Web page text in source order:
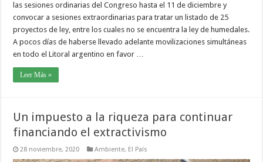
las sesiones ordinarias del Congreso hasta el 11 de diciembre y
convocar a sesiones extraordinarias para tratar un listado de 25
proyectos de ley, entre los cuales no se encuentra la ley de humedales.
A pocos días de haberse llevado adelante movilizaciones simultáneas
en todo el Litoral argentino en favor …
Leer Más »
Un impuesto a la riqueza para continuar
financiando el extractivismo
28 noviembre, 2020 Ambiente, El País